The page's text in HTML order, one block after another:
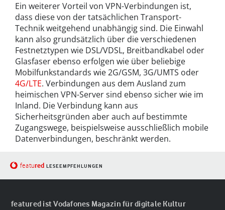
Ein weiterer Vorteil von VPN-Verbindungen ist,
dass diese von der tatsächlichen Transport-
Technik weitgehend unabhängig sind. Die Einwahl
kann also grundsätzlich über die verschiedenen
Festnetztypen wie DSL/VDSL, Breitbandkabel oder
Glasfaser ebenso erfolgen wie über beliebige
Mobilfunkstandards wie 2G/GSM, 3G/UMTS oder
4G/LTE. Verbindungen aus dem Ausland zum
heimischen VPN-Server sind ebenso sicher wie im
Inland. Die Verbindung kann aus
Sicherheitsgründen aber auch auf bestimmte
Zugangswege, beispielsweise ausschließlich mobile
Datenverbindungen, beschränkt werden.
featured LESEEMPFEHLUNGEN
featured ist Vodafones Magazin für digitale Kultur